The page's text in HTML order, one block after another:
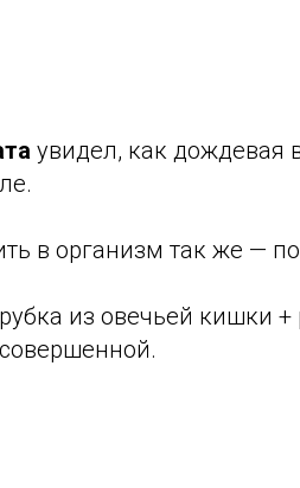
увидел, как дождевая
в организм так же —
из овечьей кишки +